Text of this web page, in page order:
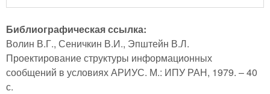
Библиографическая ссылка:
Волин В.Г., Сеничкин В.И., Эпштейн В.Л.
Проектирование структуры информационных
сообщений в условиях АРИУС. М.: ИПУ РАН, 1979. – 40
с.